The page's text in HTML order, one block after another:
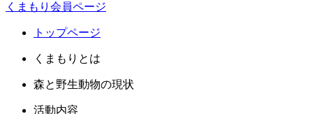
くまもり会員ページ
トップページ
くまもりとは
森と野生動物の現状
活動内容